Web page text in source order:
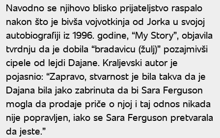
Navodno se njihovo blisko prijateljstvo raspalo
nakon što je bivša vojvotkinja od Jorka u svojoj
autobiografiji iz 1996. godine, “My Story”, objavila
tvrdnju da je dobila “bradavicu (žulj)” pozajmivši
cipele od lejdi Dajane. Kraljevski autor je
pojasnio: “Zapravo, stvarnost je bila takva da je
Dajana bila jako zabrinuta da bi Sara Ferguson
mogla da prodaje priče o njoj i taj odnos nikada
nije popravljen, iako se Sara Ferguson pretvarala
da jeste.”